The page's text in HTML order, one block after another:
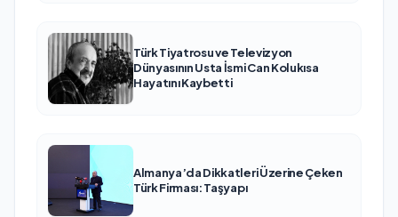
Türk Tiyatrosu ve Televizyon
Dünyasının Usta İsmi Can Kolukısa
Hayatını Kaybetti
Almanya’da Dikkatleri Üzerine Çeken
Türk Firması: Taşyapı